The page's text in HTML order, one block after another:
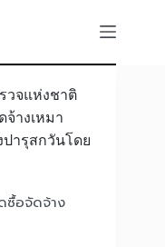
วจแห่งชาติ
จ้างเหมา
ารุสกวันโดย
ซื้อจัดจ้าง